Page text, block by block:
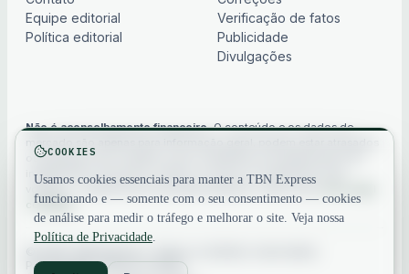
Equipe editorial
Política editorial
Verificação de fatos
Publicidade
Divulgações
Não é aconselhamento financeiro.O conteúdo e os dados de
mercado são apenas para informação geral, podem estar atrasados
ou baseados em modelos e não constituem aconselhamento de
investimento, financeiro, jurídico ou fiscal. Os criptoativos são
voláteis — sempre faça sua própria pesquisa. Veja nosso
completo.
Privacidade·Termos Contato
COOKIES
Usamos cookies essenciais para manter a TBN Express
funcionando e — somente com o seu consentimento — cookies
de análise para medir o tráfego e melhorar o site. Veja nossa
Política de Privacidade.